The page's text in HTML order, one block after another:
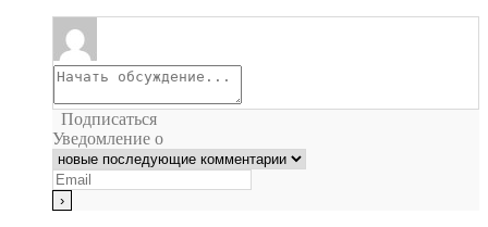
Подписаться
Уведомление о